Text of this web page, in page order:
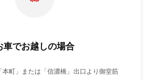
車でお越しの場合
本町」または「信濃橋」出口より御堂筋